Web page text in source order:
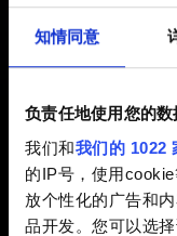
知情同意
负责任地使用您的数
我们和我们的 1022
的IP号，使用
放个性化的广告和
品开发。您可以选
启动时崩溃
游戏在启动时崩溃
上，比如 version
(Build 15063)。这
本的 DirectX 12，